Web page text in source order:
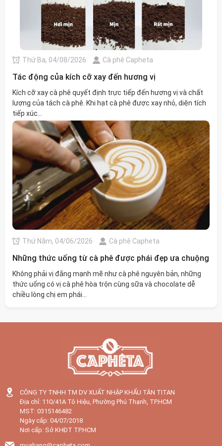
Thứ Ba, 04/08/2026 Cà phê Capheta
Tác động của kích cỡ xay đến hương vị
Kích cỡ xay cà phê quyết định trực tiếp đến hương vị và chất
lượng của tách cà phê. Khi hạt cà phê được xay nhỏ, diện tích
tiếp xúc...
Thứ Năm, 04/06/2026 Cà phê Capheta
Những thức uống từ cà phê được phái đẹp ưa chuộng
Không phải vị đắng mạnh mẽ như cà phê nguyên bản, những
thức uống có vị cà phê hòa trộn cùng sữa và chocolate dễ
chiều lòng chị em phái...
CÔNG TY TNHH TM DV XUẤT NHẬP KHẨU TÂN TITAN
Địa chỉ: 110/41A Tô Hiệu, Phường Phú Thạnh, TP.HCM
MST: 0315146482
Ngày cấp: 04/07/2018
Nơi cấp: Sở KHĐT TP.HCM